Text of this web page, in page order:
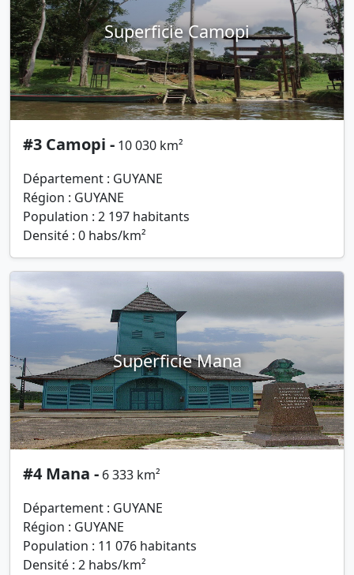
Superficie Camopi
#3 Camopi - 10 030 km²
Département : GUYANE
Région : GUYANE
Population : 2 197 habitants
Densité : 0 habs/km²
Superficie Mana
#4 Mana - 6 333 km²
Département : GUYANE
Région : GUYANE
Population : 11 076 habitants
Densité : 2 habs/km²